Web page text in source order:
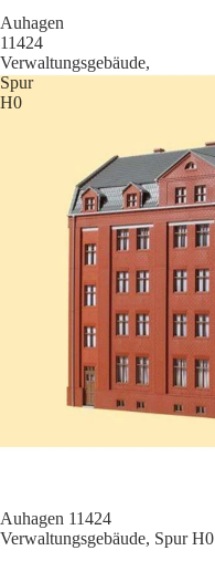
Auhagen
11424
Verwaltungsgebäude,
Spur
H0
Sale
Auhagen 11424
Verwaltungsgebäude, Spur H0